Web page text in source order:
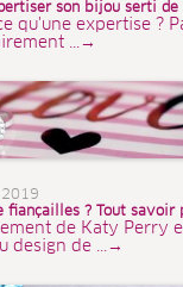
son bijou serti
qu'une expertise ?
...→
2019
fiançailles ? Tout
de Katy Perry
design de ...→